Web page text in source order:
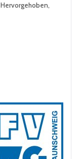
Hervorgehoben,